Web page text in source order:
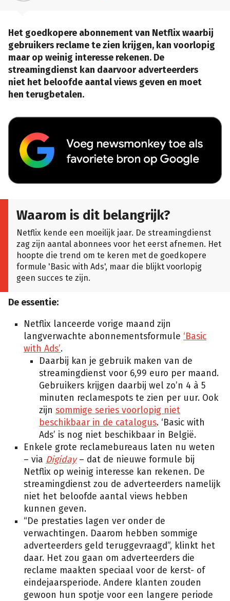
Het goedkopere abonnement van Netflix waarbij
gebruikers reclame te zien krijgen, kan voorlopig
maar op weinig interesse rekenen. De
streamingdienst kan daarvoor adverteerders
niet het beloofde aantal views geven en moet
hen terugbetalen.
Waarom is dit belangrijk?
Netflix kende een moeilijk jaar. De streamingdienst
zag zijn aantal abonnees voor het eerst afnemen. Het
hoopte die trend om te keren met de goedkopere
formule 'Basic with Ads', maar die blijkt voorlopig
geen succes te zijn.
De essentie:
Netflix lanceerde vorige maand zijn
langverwachte abonnementsformule ‘Basic
with Ads’.
Daarbij kan je gebruik maken van de
streamingdienst voor 6,99 euro per maand.
Gebruikers krijgen daarbij wel zo’n 4 à 5
minuten reclamespots te zien per uur. Ook
zijn sommige series voorlopig niet
beschikbaar in de catalogus. ‘Basic with
Ads’ is nog niet beschikbaar in België.
Enkele grote reclamebureaus laten nu weten
– via Digiday– dat de nieuwe formule bij
Netflix op weinig interesse kan rekenen. De
streamingdienst zou de adverteerders namelijk
niet het beloofde aantal views hebben
kunnen geven.
“De prestaties lagen ver onder de
verwachtingen. Daarom hebben sommige
adverteerders geld teruggevraagd”, klinkt het
daar. Het zou gaan om adverteerders die
reclame maakten speciaal voor de kerst- of
eindejaarsperiode. Andere klanten zouden
gewoon hun spotje voor een langere periode